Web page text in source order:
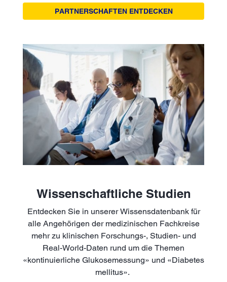
PARTNERSCHAFTEN ENTDECKEN
Wissenschaftliche Studien
Entdecken Sie in unserer Wissensdatenbank für
alle Angehörigen der medizinischen Fachkreise
mehr zu klinischen Forschungs-, Studien- und
Real-World-Daten rund um die Themen
«kontinuierliche Glukosemessung» und «Diabetes
mellitus».